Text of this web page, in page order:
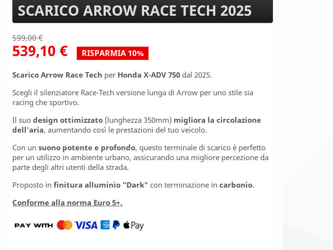
SCARICO ARROW RACE TECH 2025
599,00 €
539,10 € RISPARMIA 10%
Scarico Arrow Race Tech per Honda X-ADV 750 dal 2025.
Scegli il silenziatore Race-Tech versione lunga di Arrow per uno stile sia
racing che sportivo.
Il suo design ottimizzato (lunghezza 350mm) migliora la circolazione
dell'aria, aumentando così le prestazioni del tuo veicolo.
Con un suono potente e profondo, questo terminale di scarico è perfetto
per un utilizzo in ambiente urbano, assicurando una migliore percezione da
parte degli altri utenti della strada.
Proposto in finitura alluminio "Dark" con terminazione in carbonio.
Conforme alla norma Euro 5+.